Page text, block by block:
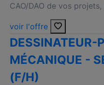
CAO/DAO de vos projets,
voir l'offre
DESSINATEUR-
MÉCANIQUE -
(F/H)